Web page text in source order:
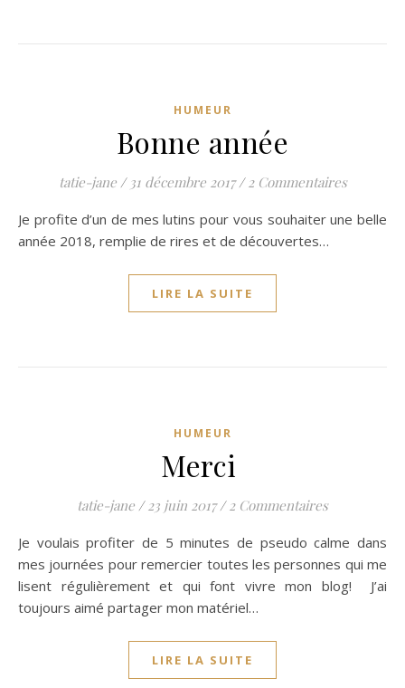
HUMEUR
Bonne année
tatie-jane / 31 décembre 2017 / 2 Commentaires
Je profite d’un de mes lutins pour vous souhaiter une belle
année 2018, remplie de rires et de découvertes…
LIRE LA SUITE
HUMEUR
Merci
tatie-jane / 23 juin 2017 / 2 Commentaires
Je voulais profiter de 5 minutes de pseudo calme dans
mes journées pour remercier toutes les personnes qui me
lisent régulièrement et qui font vivre mon blog! J’ai
toujours aimé partager mon matériel…
LIRE LA SUITE